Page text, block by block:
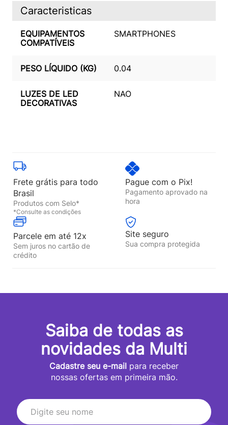
Caracteristicas
EQUIPAMENTOS
COMPATÍVEIS
SMARTPHONES
PESO LÍQUIDO (KG) 0.04
LUZES DE LED
DECORATIVAS
NAO
Frete grátis para todo
Brasil
Produtos com Selo*
*Consulte as condições
Pague com o Pix!
Pagamento aprovado na
hora
Parcele em até 12x
Sem juros no cartão de
crédito
Site seguro
Sua compra protegida
Saiba de todas as
novidades da Multi
Cadastre seu e-mail para receber
nossas ofertas em primeira mão.